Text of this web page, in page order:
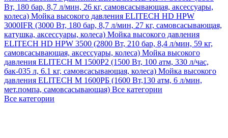
Вт, 180 бар, 8,7 л/мин, 26 кг, самовсасывающая, аксессуары,
колеса) Мойка высокого давления ELITECH HD HPW
3000IFR (3000 Вт, 180 бар, 8,7 л/мин, 27 кг, самовсасывающая,
катушка, аксессуары, колеса) Мойка высокого давления
ELITECH HD HPW 3500 (2800 Вт, 210 бар, 8,4 л/мин, 59 кг,
самовсасывающая, аксессуары, колеса) Мойка высокого
давления ELITECH M 1500P2 (1500 Вт, 100 атм, 330 л/час,
бак-035 л, 6.1 кг, самовсасывающая, колеса) Мойка высокого
давления ELITECH М 1600РБ (1600 Вт,130 атм, 6 л/мин,
мет.помпа, самовсасывающая) Все категории
Все категории